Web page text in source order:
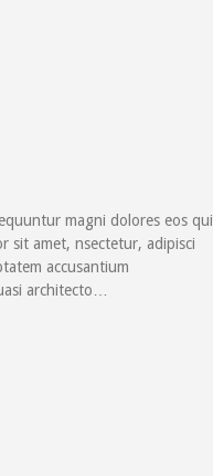
magni dolores eos qui
sit amet, nsectetur, adipisci
accusantium
architecto…